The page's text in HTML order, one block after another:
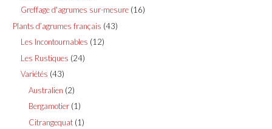
Greffage d'agrumes sur-mesure 1616
Plants d’agrumes français 4343
Les Incontournables 1212
Les Rustiques 2424
Variétés 4343
produits
Australien 22
produits
Bergamotier 11
produit
Citrangequat 11